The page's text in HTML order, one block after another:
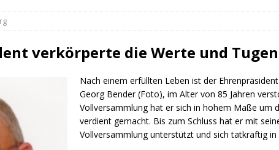
]
verkörperte die Werte und
Nach einem erfüllten Leben ist der
Georg Bender (Foto), im Alter von 85 Jahren
Vollversammlung hat er sich in hohem Maße um
verdient gemacht. Bis zum Schluss hat er mit
Vollversammlung unterstützt und sich tatkräftig